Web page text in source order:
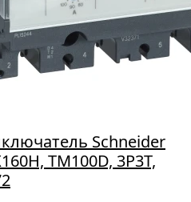
Schneider
TM100D, 3P3T,